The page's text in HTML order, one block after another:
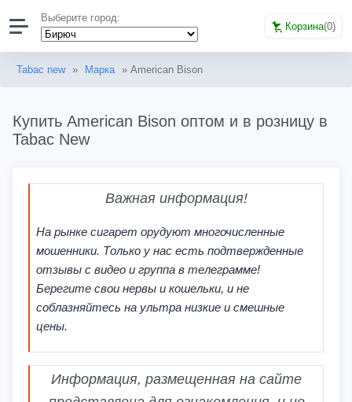
Выберите город:
Корзина(0)
Tabac new » Марка » American Bison
Купить American Bison оптом и в розницу в
Tabac New
Важная информация!
На рынке сигарет орудуют многочисленные
мошенники. Только у нас есть подтвержденные
отзывы с видео и группа в телеграмме!
Берегите свои нервы и кошельки, и не
соблазняйтесь на ультра низкие и смешные
цены.
Информация, размещенная на сайте